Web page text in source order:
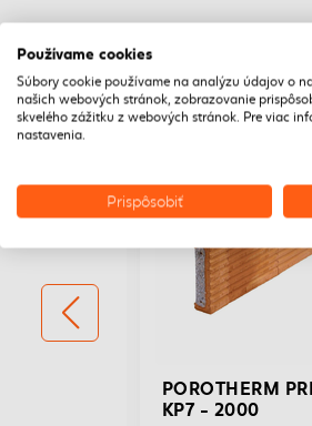
OSOBNÝ ODBER
POROTHERM
KP7 - 2000
Používame cookies
Súbory cookie používame na analýzu údajov o
našich webových stránok, zobrazovanie
skvelého zážitku z webových stránok. Pre viac
nastavenia.
Prispôsobiť